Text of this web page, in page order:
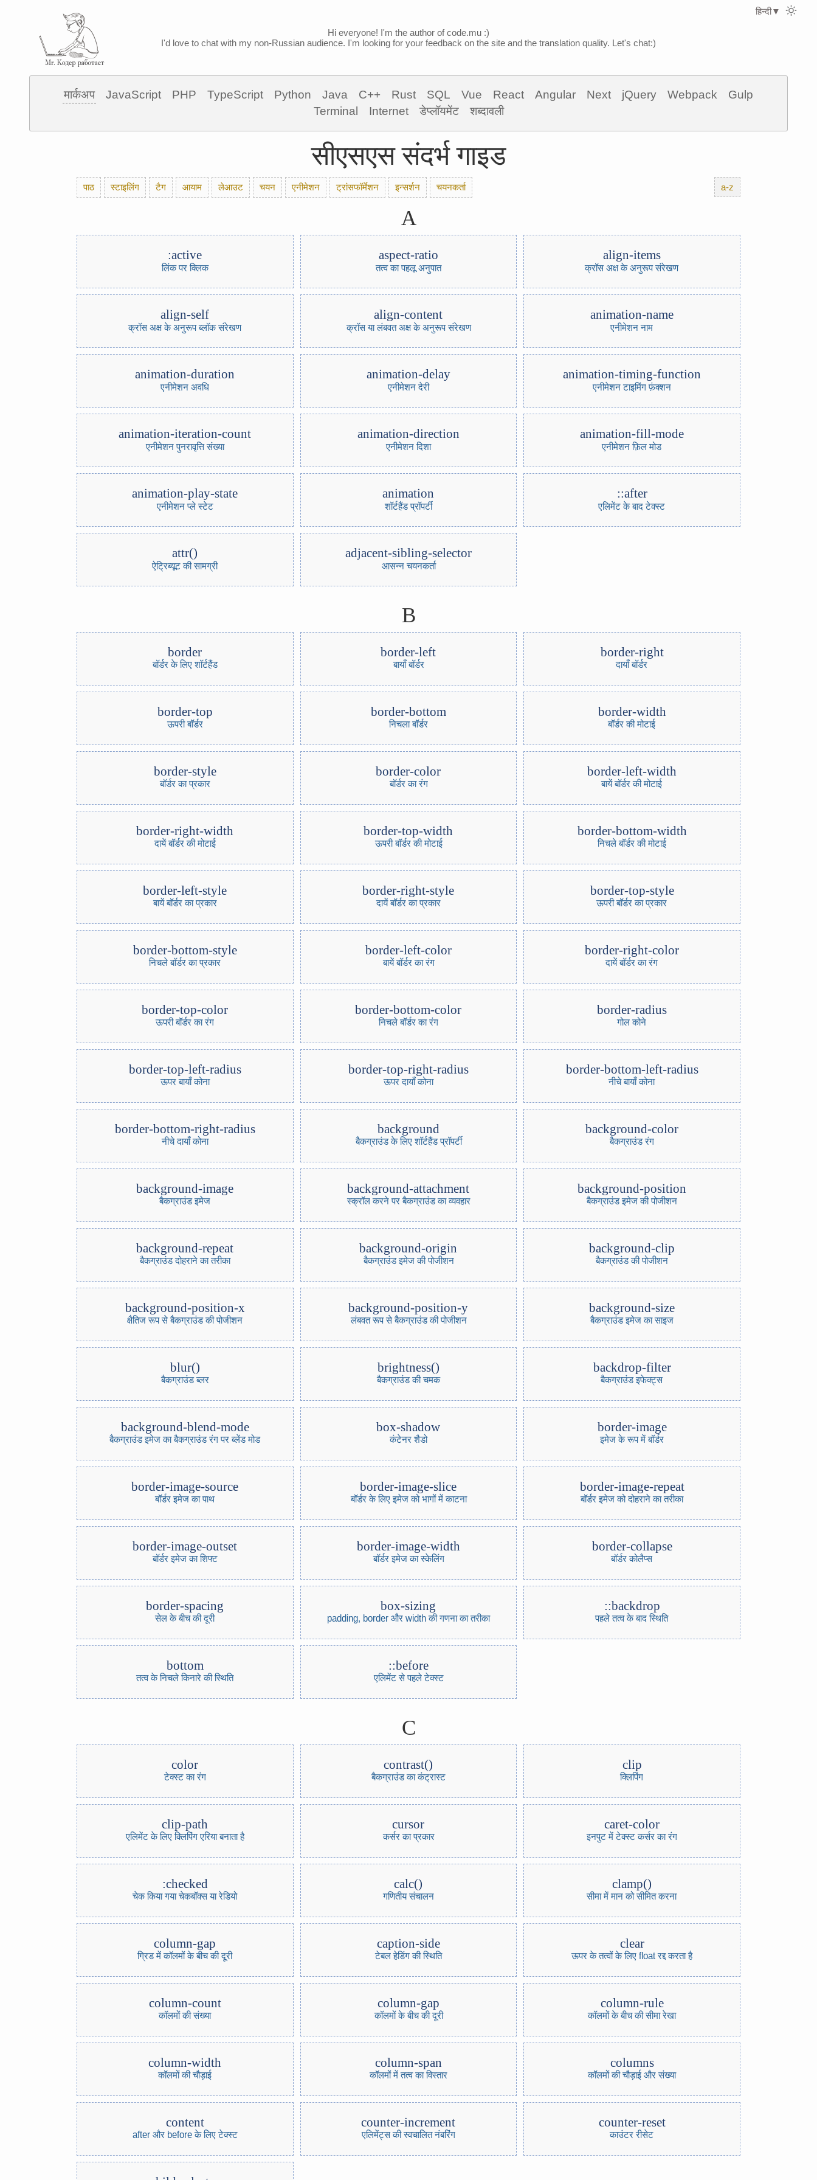
Hi everyone! I'm the author of code.mu :)
I'd love to chat with my non-Russian audience. I'm looking for your feedback on the site and the translation quality. Let's chat:)
मार्कअप JavaScript PHP TypeScript Python Java C++ Rust SQL Vue React Angular Next jQuery Webpack
Gulp
Terminal
Internet डेप्लॉयमेंट शब्दावली
सीएसएस संदर्भ गाइड
a-z
पाठ स्टाइलिंग टैग आयाम लेआउट चयन एनीमेशन ट्रांसफॉर्मेशन इन्सर्शन चयनकर्ता
A
:active
लिंक पर क्लिक
aspect-ratio
तत्व का पहलू अनुपात
align-items
क्रॉस अक्ष के अनुरूप संरेखण
align-self
क्रॉस अक्ष के अनुरूप ब्लॉक संरेखण
align-content
क्रॉस या लंबवत अक्ष के अनुरूप संरेखण
animation-name
एनीमेशन नाम
animation-duration
एनीमेशन अवधि
animation-delay
एनीमेशन देरी
animation-timing-function
एनीमेशन टाइमिंग फ़ंक्शन
animation-iteration-count
एनीमेशन पुनरावृत्ति संख्या
animation-direction
एनीमेशन दिशा
animation-fill-mode
एनीमेशन फ़िल मोड
animation-play-state
एनीमेशन प्ले स्टेट
animation
शॉर्टहैंड प्रॉपर्टी
::after
एलिमेंट के बाद टेक्स्ट
attr()
ऐट्रिब्यूट की सामग्री
adjacent-sibling-selector
आसन्न चयनकर्ता
B
border
बॉर्डर के लिए शॉर्टहैंड
border-left
बायाँ बॉर्डर
border-right
दायाँ बॉर्डर
border-top
ऊपरी बॉर्डर
border-bottom
निचला बॉर्डर
border-width
बॉर्डर की मोटाई
border-style
बॉर्डर का प्रकार
border-color
बॉर्डर का रंग
border-left-width
बायें बॉर्डर की मोटाई
border-right-width
दायें बॉर्डर की मोटाई
border-top-width
ऊपरी बॉर्डर की मोटाई
border-bottom-width
निचले बॉर्डर की मोटाई
border-left-style
बायें बॉर्डर का प्रकार
border-right-style
दायें बॉर्डर का प्रकार
border-top-style
ऊपरी बॉर्डर का प्रकार
border-bottom-style
निचले बॉर्डर का प्रकार
border-left-color
बायें बॉर्डर का रंग
border-right-color
दायें बॉर्डर का रंग
border-top-color
ऊपरी बॉर्डर का रंग
border-bottom-color
निचले बॉर्डर का रंग
border-radius
गोल कोने
border-top-left-radius
ऊपर बायाँ कोना
border-top-right-radius
ऊपर दायाँ कोना
border-bottom-left-radius
नीचे बायाँ कोना
border-bottom-right-radius
नीचे दायाँ कोना
background
बैकग्राउंड के लिए शॉर्टहैंड प्रॉपर्टी
background-color
बैकग्राउंड रंग
background-image
बैकग्राउंड इमेज
background-attachment
स्क्रॉल करने पर बैकग्राउंड का व्यवहार
background-position
बैकग्राउंड इमेज की पोजीशन
background-repeat
बैकग्राउंड दोहराने का तरीका
background-origin
बैकग्राउंड इमेज की पोजीशन
background-clip
बैकग्राउंड की पोजीशन
background-position-x
क्षैतिज रूप से बैकग्राउंड की पोजीशन
background-position-y
लंबवत रूप से बैकग्राउंड की पोजीशन
background-size
बैकग्राउंड इमेज का साइज
blur()
बैकग्राउंड ब्लर
brightness()
बैकग्राउंड की चमक
backdrop-filter
बैकग्राउंड इफेक्ट्स
background-blend-mode
बैकग्राउंड इमेज का बैकग्राउंड रंग पर ब्लेंड मोड
box-shadow
कंटेनर शैडो
border-image
इमेज के रूप में बॉर्डर
border-image-source
बॉर्डर इमेज का पाथ
border-image-slice
बॉर्डर के लिए इमेज को भागों में काटना
border-image-repeat
बॉर्डर इमेज को दोहराने का तरीका
border-image-outset
बॉर्डर इमेज का शिफ्ट
border-image-width
बॉर्डर इमेज का स्केलिंग
border-collapse
बॉर्डर कोलैप्स
border-spacing
सेल के बीच की दूरी
box-sizing
padding, border और width की गणना का तरीका
::backdrop
पहले तत्व के बाद स्थिति
bottom
तत्व के निचले किनारे की स्थिति
::before
एलिमेंट से पहले टेक्स्ट
C
color
टेक्स्ट का रंग
contrast()
बैकग्राउंड का कंट्रास्ट
clip
क्लिपिंग
clip-path
एलिमेंट के लिए क्लिपिंग एरिया बनाता है
cursor
कर्सर का प्रकार
caret-color
इनपुट में टेक्स्ट कर्सर का रंग
:checked
चेक किया गया चेकबॉक्स या रेडियो
calc()
गणितीय संचालन
clamp()
सीमा में मान को सीमित करना
column-gap
ग्रिड में कॉलमों के बीच की दूरी
caption-side
टेबल हेडिंग की स्थिति
clear
ऊपर के तत्वों के लिए float रद्द करता है
column-count
कॉलमों की संख्या
column-gap
कॉलमों के बीच की दूरी
column-rule
कॉलमों के बीच की सीमा रेखा
column-width
कॉलमों की चौड़ाई
column-span
कॉलमों में तत्व का विस्तार
columns
कॉलमों की चौड़ाई और संख्या
content
after और before के लिए टेक्स्ट
counter-increment
एलिमेंट्स की स्वचालित नंबरिंग
counter-reset
काउंटर रीसेट
हिन्दी▼